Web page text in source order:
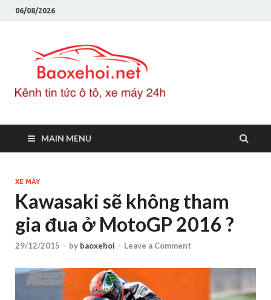
06/08/2026
MAIN MENU
XE MÁY
Kawasaki sẽ không tham
gia đua ở MotoGP 2016 ?
29/12/2015 - by baoxehoi - Leave a Comment